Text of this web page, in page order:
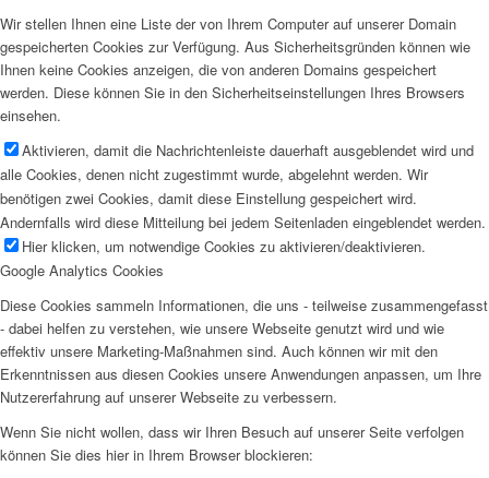
Wir stellen Ihnen eine Liste der von Ihrem Computer auf unserer Domain
gespeicherten Cookies zur Verfügung. Aus Sicherheitsgründen können wie
Ihnen keine Cookies anzeigen, die von anderen Domains gespeichert
werden. Diese können Sie in den Sicherheitseinstellungen Ihres Browsers
einsehen.
Aktivieren, damit die Nachrichtenleiste dauerhaft ausgeblendet wird und
alle Cookies, denen nicht zugestimmt wurde, abgelehnt werden. Wir
benötigen zwei Cookies, damit diese Einstellung gespeichert wird.
Andernfalls wird diese Mitteilung bei jedem Seitenladen eingeblendet werden.
Hier klicken, um notwendige Cookies zu aktivieren/deaktivieren.
Google Analytics Cookies
Diese Cookies sammeln Informationen, die uns - teilweise zusammengefasst
- dabei helfen zu verstehen, wie unsere Webseite genutzt wird und wie
effektiv unsere Marketing-Maßnahmen sind. Auch können wir mit den
Erkenntnissen aus diesen Cookies unsere Anwendungen anpassen, um Ihre
Nutzererfahrung auf unserer Webseite zu verbessern.
Wenn Sie nicht wollen, dass wir Ihren Besuch auf unserer Seite verfolgen
können Sie dies hier in Ihrem Browser blockieren: